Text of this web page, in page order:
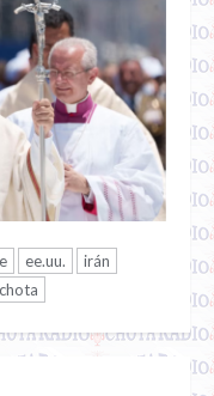
ee.uu.
irán